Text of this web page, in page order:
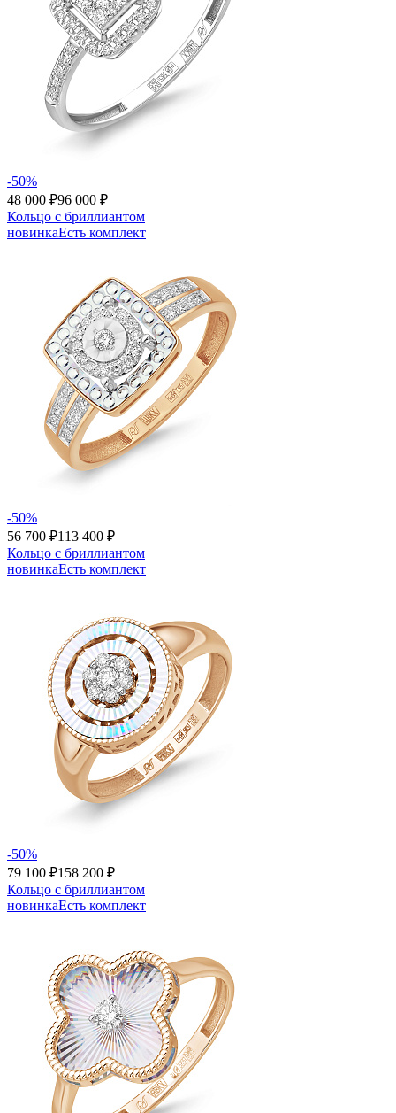
-50%
48 000 ₽96 000 ₽
Кольцо с бриллиантом
новинкаЕсть комплект
-50%
56 700 ₽113 400 ₽
Кольцо с бриллиантом
новинкаЕсть комплект
-50%
79 100 ₽158 200 ₽
Кольцо с бриллиантом
новинкаЕсть комплект